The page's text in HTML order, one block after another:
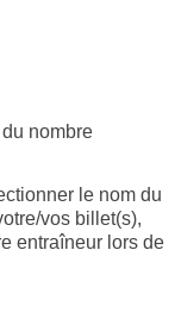
nombre
le nom du
vos billet(s),
entraîneur lors de